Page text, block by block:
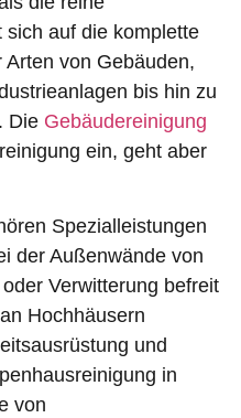
sich auf die komplette
von Gebäuden,
bis hin zu
Die Gebäudereinigung
ein, geht aber
Spezialleistungen
der Außenwände von
Verwitterung befreit
Hochhäusern
und
in
von